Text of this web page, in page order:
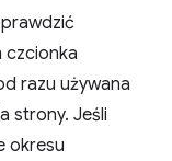
czcionka
razu używana
strony. Jeśli
okresu